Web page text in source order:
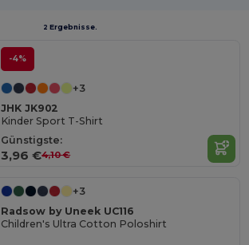
2 Ergebnisse.
-4%
+3
JHK JK902
Kinder Sport T-Shirt
Günstigste:
3,96 €4,10 €
+3
Radsow by Uneek UC116
Children's Ultra Cotton Poloshirt